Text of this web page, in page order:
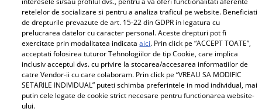
Bona Irinei
Columbeanu spune
pentru prima dată ce a
Ca la Bollywood! Cum s-
retelelor de socializare si pentru a analiza traficul pe website. Beneficiati
de drepturile prevazute de art. 15-22 din GDPR in legatura cu
prelucrarea datelor cu caracter personal. Aceste drepturi pot fi
exercitate prin modalitatea indicataaici. Prin click pe “ACCEPT TOATE”,
acceptati folosirea tuturor Tehnologiilor de tip Cookie, care implica
inclusiv acceptul dvs. cu privire la stocarea/accesarea informatiilor de
catre Vendor-ii cu care colaboram. Prin click pe “VREAU SA MODIFIC
SETARILE INDIVIDUAL” puteti schimba preferintele in mod individual, mai
putin cele legate de cookie strict necesare pentru functionarea website-
ului.